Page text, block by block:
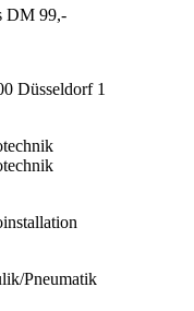
DM 99,-
Düsseldorf 1
Pneumatik